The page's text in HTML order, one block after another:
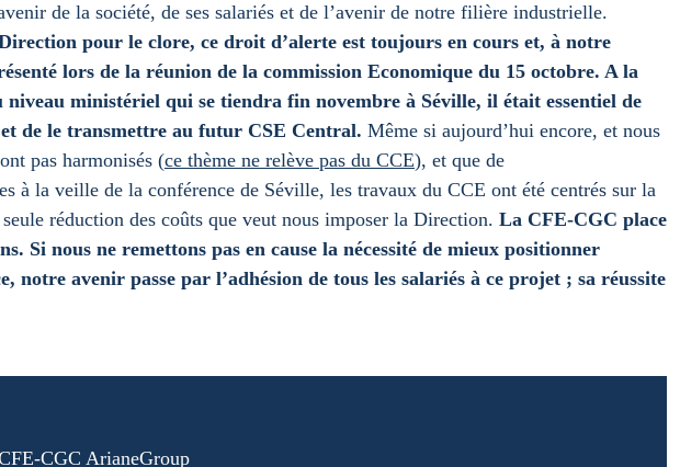
de la société, de ses salariés et de l’avenir de notre filière industrielle.
pour le clore, ce droit d’alerte est toujours en cours et, à notre
lors de la réunion de la commission Economique du 15 octobre. A la
niveau ministériel qui se tiendra fin novembre à Séville, il était essentiel de
de le transmettre au futur CSE Central. Même si aujourd’hui encore, et nous
pas harmonisés (ce thème ne relève pas du CCE), et que de
à la veille de la conférence de Séville, les travaux du CCE ont été centrés sur la
réduction des coûts que veut nous imposer la Direction. La CFE-CGC place
Si nous ne remettons pas en cause la nécessité de mieux positionner
notre avenir passe par l’adhésion de tous les salariés à ce projet ; sa réussite
CGC ArianeGroup